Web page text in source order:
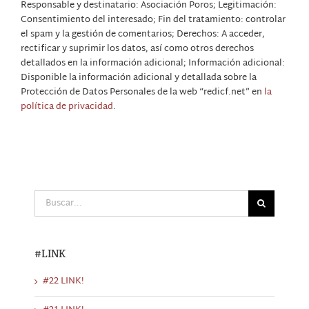
Responsable y destinatario: Asociación Poros; Legitimación:
Consentimiento del interesado; Fin del tratamiento: controlar
el spam y la gestión de comentarios; Derechos: A acceder,
rectificar y suprimir los datos, así como otros derechos
detallados en la información adicional; Información adicional:
Disponible la información adicional y detallada sobre la
Protección de Datos Personales de la web “redicf.net” en la
política de privacidad.
Buscar:
#LINK
#22 LINK!